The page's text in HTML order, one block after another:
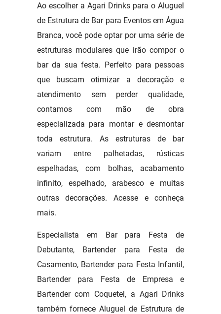
Ao escolher a Agari Drinks para o Aluguel
de Estrutura de Bar para Eventos em Água
Branca, você pode optar por uma série de
estruturas modulares que irão compor o
bar da sua festa. Perfeito para pessoas
que buscam otimizar a decoração e
atendimento sem perder qualidade,
contamos com mão de obra
especializada para montar e desmontar
toda estrutura. As estruturas de bar
variam entre palhetadas, rústicas
espelhadas, com bolhas, acabamento
infinito, espelhado, arabesco e muitas
outras decorações. Acesse e conheça
mais.
Especialista em Bar para Festa de
Debutante, Bartender para Festa de
Casamento, Bartender para Festa Infantil,
Bartender para Festa de Empresa e
Bartender com Coquetel, a Agari Drinks
também fornece Aluguel de Estrutura de